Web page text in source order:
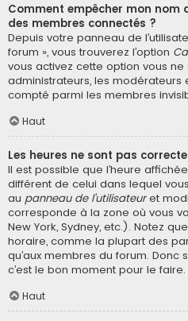
Comment empêcher mon
des membres connectés ?
Depuis votre panneau de
forum », vous trouverez l’option
vous activez cette option vous
administrateurs, les modérateurs
compté parmi les membres
Haut
Les heures ne sont pas
Il est possible que l’heure
différent de celui dans lequel
au panneau de l’utilisateuret
corresponde à la zone où vous
New York, Sydney, etc.). Notez
horaire, comme la plupart des
qu’aux membres du forum. Donc
c’est le bon moment pour le faire.
Haut